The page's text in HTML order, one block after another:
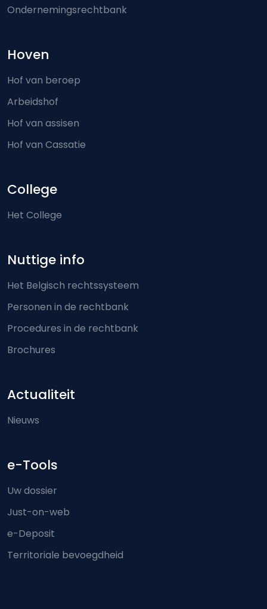
Ondernemingsrechtbank
Hoven
Hof van beroep
Arbeidshof
Hof van assisen
Hof van Cassatie
College
Het College
Nuttige info
Het Belgisch rechtssysteem
Personen in de rechtbank
Procedures in de rechtbank
Brochures
Actualiteit
Nieuws
e-Tools
Uw dossier
Just-on-web
e-Deposit
Territoriale bevoegdheid